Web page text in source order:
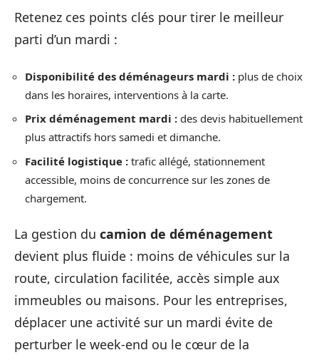
Retenez ces points clés pour tirer le meilleur
parti d’un mardi :
Disponibilité des déménageurs mardi : plus de choix
dans les horaires, interventions à la carte.
Prix déménagement mardi : des devis habituellement
plus attractifs hors samedi et dimanche.
Facilité logistique : trafic allégé, stationnement
accessible, moins de concurrence sur les zones de
chargement.
La gestion du camion de déménagement
devient plus fluide : moins de véhicules sur la
route, circulation facilitée, accès simple aux
immeubles ou maisons. Pour les entreprises,
déplacer une activité sur un mardi évite de
perturber le week-end ou le cœur de la